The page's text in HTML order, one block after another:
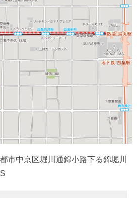
市中京区堀川通錦小路下る錦堀川